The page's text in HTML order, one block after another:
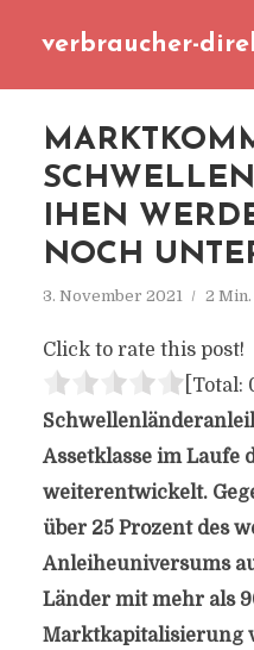
verbraucher-
IHEN
NOCH
3. November 2021 2
Click to rate this post!
[Total:
Assetklasse im Laufe
weiterentwickelt.
über 25 Prozent des
Anleiheuniversums
Länder mit mehr als
Marktkapitalisierung